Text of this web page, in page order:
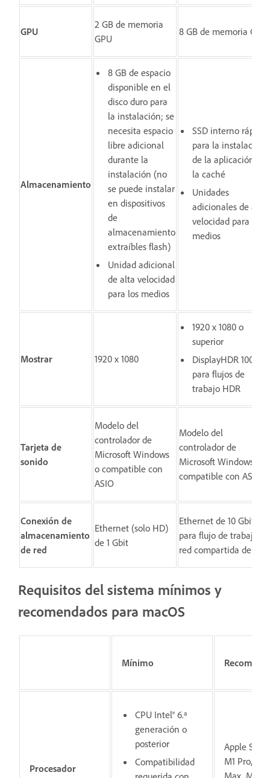
GPU
2 GB de memoria
GPU
8 GB de memoria GPU
Almacenamiento
8 GB de espacio
disponible en el
disco duro para
la instalación; se
necesita espacio
libre adicional
durante la
instalación (no
se puede instalar
en dispositivos
de
almacenamiento
extraíbles flash)
Unidad adicional
de alta velocidad
para los medios
SSD interno rápido
para la instalación
de la aplicación y
la caché
Unidades
adicionales de alta
velocidad para los
medios
Mostrar 1920 x 1080
1920 x 1080 o
superior
DisplayHDR 1000
para flujos de
trabajo HDR
Tarjeta de
sonido
Modelo del
controlador de
Microsoft Windows
o compatible con
ASIO
Modelo del
controlador de
Microsoft Windows o
compatible con ASIO
Conexión de
almacenamiento
de red
Ethernet (solo HD)
de 1 Gbit
Ethernet de 10 Gbit
para flujo de trabajo de
red compartida de 4K
Requisitos del sistema mínimos y
recomendados para macOS
Mínimo
Procesador
CPU Intel® 6.ª
generación o
posterior
Compatibilidad
Apple
M1 Pro, M1
Max, M1